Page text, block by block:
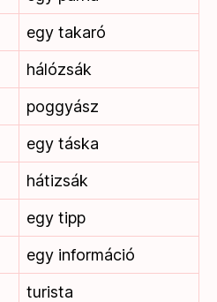
egy takaró
hálózsák
poggyász
egy táska
hátizsák
egy tipp
egy információ
turista